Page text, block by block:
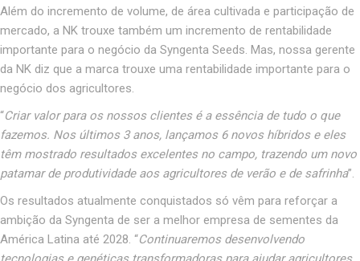
Além do incremento de volume, de área cultivada e participação de
mercado, a NK trouxe também um incremento de rentabilidade
importante para o negócio da Syngenta Seeds. Mas, nossa gerente
da NK diz que a marca trouxe uma rentabilidade importante para o
negócio dos agricultores.
“Criar valor para os nossos clientes é a essência de tudo o que
fazemos. Nos últimos 3 anos, lançamos 6 novos híbridos e eles
têm mostrado resultados excelentes no campo, trazendo um novo
patamar de produtividade aos agricultores de verão e de safrinha”.
Os resultados atualmente conquistados só vêm para reforçar a
ambição da Syngenta de ser a melhor empresa de sementes da
América Latina até 2028. “Continuaremos desenvolvendo